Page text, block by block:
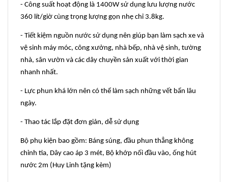
- Công suất hoạt động là 1400W sử dụng lưu lượng nước
360 lít/giờ cùng trọng lượng gọn nhẹ chỉ 3.8kg.
- Tiết kiệm nguồn nước sử dụng nên giúp bạn làm sạch xe và
vệ sinh máy móc, công xưởng, nhà bếp, nhà vệ sinh, tường
nhà, sân vườn và các dây chuyền sản xuất với thời gian
nhanh nhất.
- Lực phun khá lớn nên có thể làm sạch những vết bẩn lâu
ngày.
- Thao tác lắp đặt đơn giản, dễ sử dụng
Bộ phụ kiện bao gồm: Báng súng, đầu phun thẳng không
chỉnh tia, Dây cao áp 3 mét, Bộ khớp nối đầu vào, ống hút
nước 2m (Huy Linh tặng kèm)